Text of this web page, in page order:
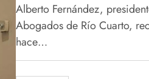
Alberto Fernández,
Abogados de Río Cuarto,
hace…